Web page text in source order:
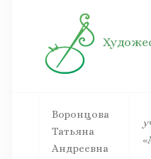
Воронцова
Татьяна
Андреевна